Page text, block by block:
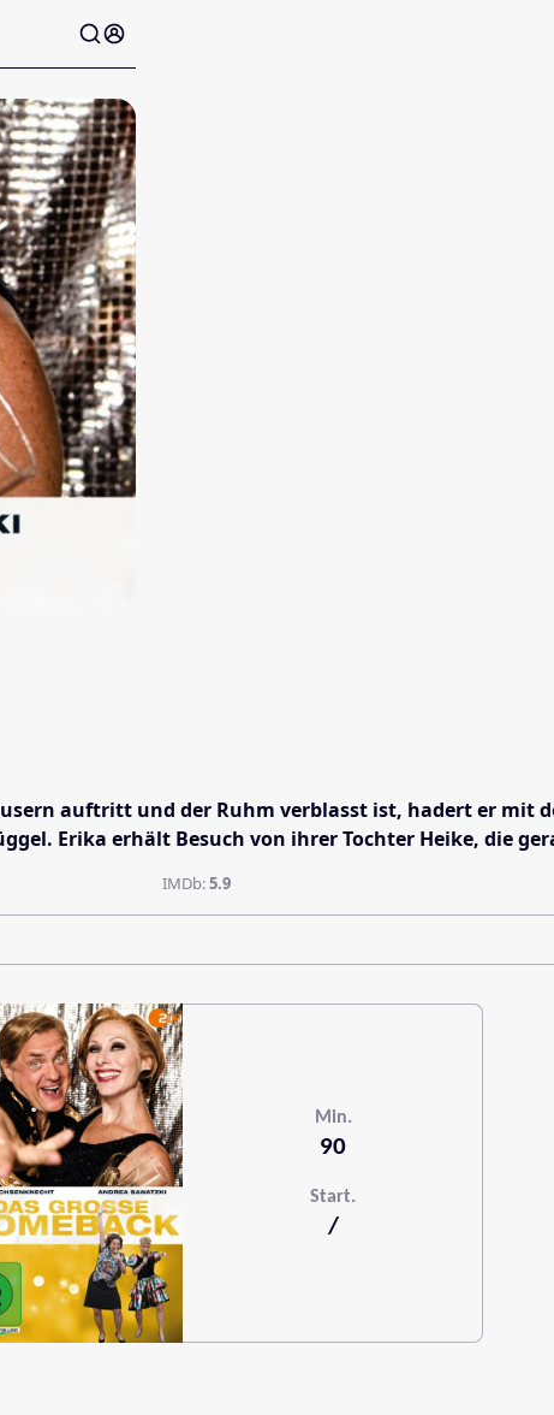
auftritt und der Ruhm verblasst ist, hadert er
Erika erhält Besuch von ihrer Tochter Heike, die
IMDb:5.9
Min.
90
Start.
/